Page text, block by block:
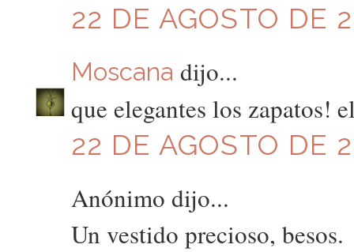
22 DE AGOSTO DE
Moscana dijo...
que elegantes los zapatos!
22 DE AGOSTO DE
Anónimo dijo...
Un vestido precioso, besos.